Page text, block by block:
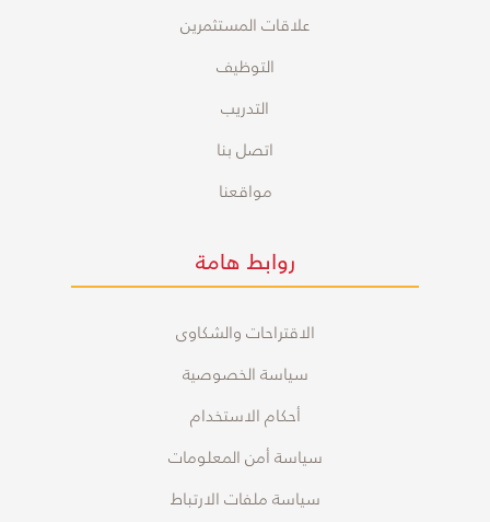
علاقات المستثمرين
التوظيف
التدريب
اتصل بنا
مواقعنا
روابط هامة
الاقتراحات والشكاوى
سياسة الخصوصية
أحكام الاستخدام
سياسة أمن المعلومات
سياسة ملفات الارتباط